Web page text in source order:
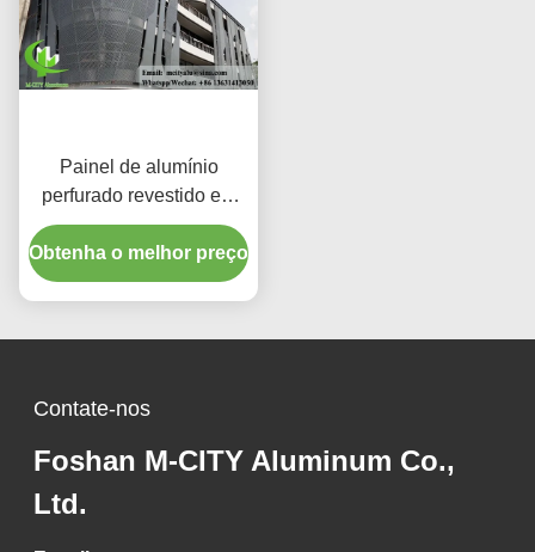
Painel de alumínio
perfurado revestido em
pó com cores RAL
personalizadas e padrões
de corte a laser para
Obtenha o melhor preço
Contate-nos
Foshan M-CITY Aluminum Co.,
Ltd.